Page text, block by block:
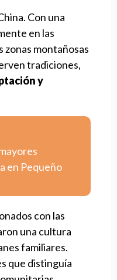
Con una
en las
zonas montañosas
tradiciones,
y
en Pequeño
con las
una cultura
familiares.
que distinguía